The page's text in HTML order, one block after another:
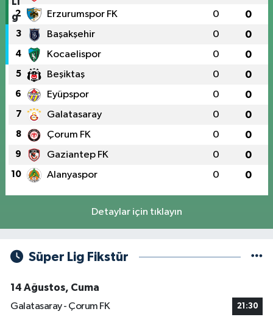
2 Erzurumspor FK 0 0
3 Başakşehir 0 0
4 Kocaelispor 0 0
5 Beşiktaş 0 0
6 Eyüpspor 0 0
7 Galatasaray 0 0
8 Çorum FK 0 0
9 Gaziantep FK 0 0
10 Alanyaspor 0 0
Detaylar için tıklayın
Süper Lig Fikstür
14 Ağustos, Cuma
Galatasaray - Çorum FK
21:30